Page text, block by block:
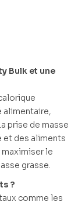
Bulk et une
alimentaire,
prise de masse
et des aliments
le
grasse.
?
comme les